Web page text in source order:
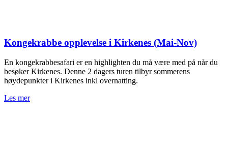
Kongekrabbe opplevelse i Kirkenes (Mai-Nov)
En kongekrabbesafari er en highlighten du må være med på når du
besøker Kirkenes. Denne 2 dagers turen tilbyr sommerens
høydepunkter i Kirkenes inkl overnatting.
Les mer